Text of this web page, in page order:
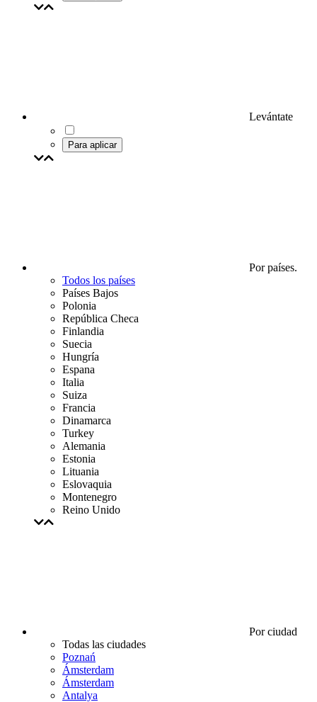
Levántate
Para aplicar
Por países.
Todos los países
Países Bajos
Polonia
República Checa
Finlandia
Suecia
Hungría
Espana
Italia
Suiza
Francia
Dinamarca
Turkey
Alemania
Estonia
Lituania
Eslovaquia
Montenegro
Reino Unido
Por ciudad
Todas las ciudades
Poznań
Ámsterdam
Ámsterdam
Antalya